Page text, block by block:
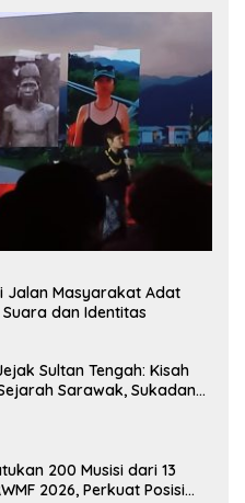
Jalan Masyarakat Adat
dan Identitas
Sultan Tengah: Kisah
Sarawak, Sukadana,
200 Musisi dari 13
2026, Perkuat Posisi